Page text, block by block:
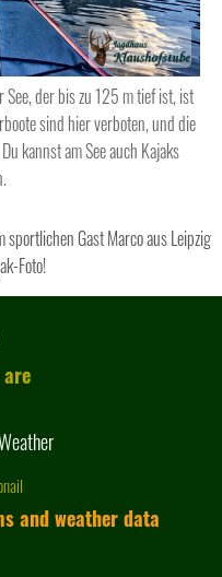
der bis zu 125 m tief ist, ist
sind hier verboten, und die
kannst am See auch Kajaks
Gast Marco aus Leipzig
Foto!
are
and weather data